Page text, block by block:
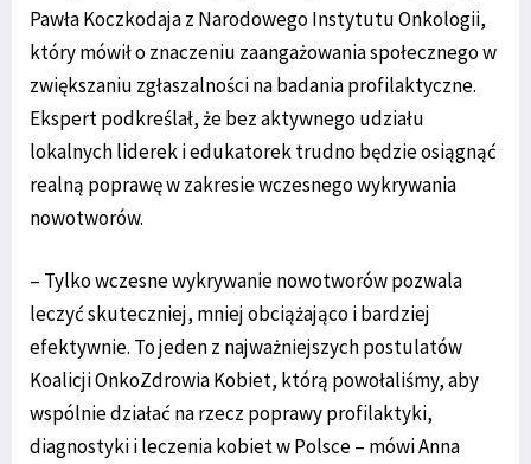
Pawła Koczkodaja z Narodowego Instytutu Onkologii,
który mówił o znaczeniu zaangażowania społecznego w
zwiększaniu zgłaszalności na badania profilaktyczne.
Ekspert podkreślał, że bez aktywnego udziału
lokalnych liderek i edukatorek trudno będzie osiągnąć
realną poprawę w zakresie wczesnego wykrywania
nowotworów.
– Tylko wczesne wykrywanie nowotworów pozwala
leczyć skuteczniej, mniej obciążająco i bardziej
efektywnie. To jeden z najważniejszych postulatów
Koalicji OnkoZdrowia Kobiet, którą powołaliśmy, aby
wspólnie działać na rzecz poprawy profilaktyki,
diagnostyki i leczenia kobiet w Polsce – mówi Anna